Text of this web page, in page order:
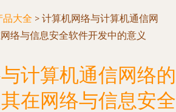
品大全 > 计算机网络与计算机通信网
络与信息安全软件开发中的意义
计算机通信网络的
在网络与信息安全